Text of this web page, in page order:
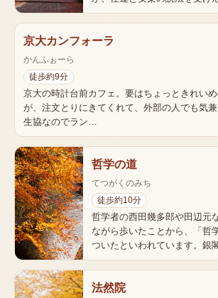
京大カンフォーラ
かんふぉーら
徒歩約9分
京大の時計台前カフェ。要はちょっときれい
が、注文とりにきてくれて、外部の人でも気兼
生協なのでラン…
哲学の道
てつがくのみち
徒歩約10分
哲学者の西田幾多郎や田辺元
ながら歩いたことから、「哲
ついたといわれています。銀
法然院